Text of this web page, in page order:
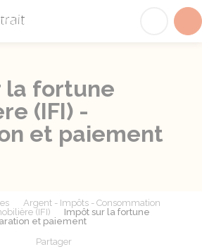
la fortune
(IFI) -
et paiement
Argent - Impôts - Consommation
(IFI)
Impôt sur la fortune
et paiement
Partager